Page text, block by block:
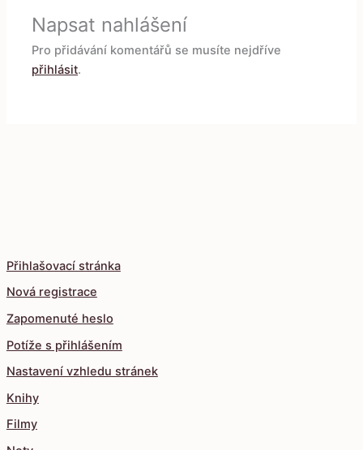
Přihlašovací stránka
Nová registrace
Zapomenuté heslo
Potíže s přihlášením
Nastavení vzhledu stránek
Knihy
Filmy
Napsat nahlášení
Pro přidávání komentářů se musíte nejdříve
přihlásit.